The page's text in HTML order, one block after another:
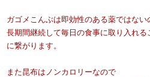
ガゴメこんぶは即効性のある薬ではない
長期間継続して毎日の食事に取り入れる
に繋がります。
また昆布はノンカロリーなので